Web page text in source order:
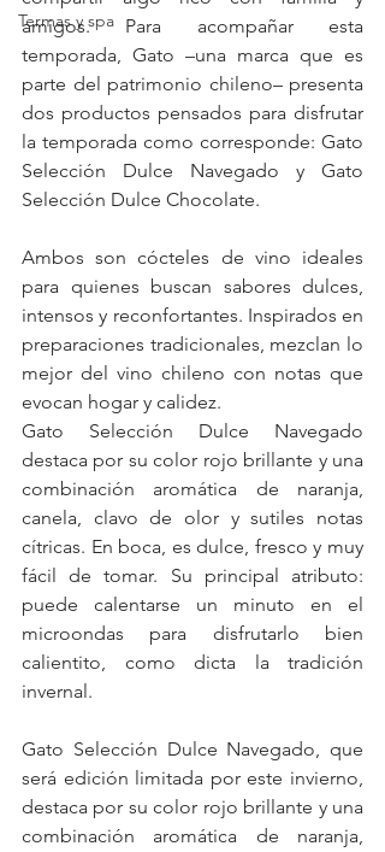
Termas y spa
amigos. Para acompañar esta
temporada, Gato –una marca que es
parte del patrimonio chileno– presenta
dos productos pensados para disfrutar
la temporada como corresponde: Gato
Selección Dulce Navegado y Gato
Selección Dulce Chocolate.
Ambos son cócteles de vino ideales
para quienes buscan sabores dulces,
intensos y reconfortantes. Inspirados en
preparaciones tradicionales, mezclan lo
mejor del vino chileno con notas que
evocan hogar y calidez.
Gato Selección Dulce Navegado
destaca por su color rojo brillante y una
combinación aromática de naranja,
canela, clavo de olor y sutiles notas
cítricas. En boca, es dulce, fresco y muy
fácil de tomar. Su principal atributo:
puede calentarse un minuto en el
microondas para disfrutarlo bien
calientito, como dicta la tradición
invernal.
Gato Selección Dulce Navegado, que
será edición limitada por este invierno,
destaca por su color rojo brillante y una
combinación aromática de naranja,